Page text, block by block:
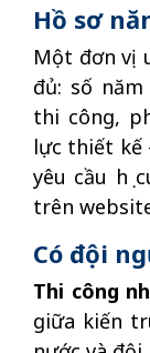
Hồ sơ
Một đơn vị
đủ: số
thi công,
lực thiết kế
yêu cầu họ
trên
Có đội
Thi công
giữa kiến